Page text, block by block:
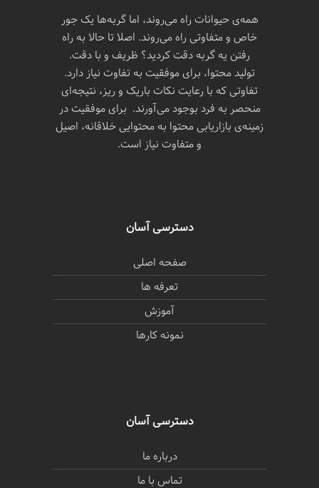
همه‌ی حیوانات راه می‌روند، اما گربه‌ها یک جور
خاص و متفاوتی راه می‌روند. اصلا تا حالا به راه
رفتن یه گربه دقت کردید؟ ظریف و با دقت.
تولید محتوا، برای موفقیت به تفاوت نیاز دارد.
تفاوتی که با رعایت نکات باریک و ریز، نتیجه‌ای
منحصر به فرد بوجود می‌آورند. برای موفقیت در
زمینه‌ی بازاریابی محتوا به محتوایی خلاقانه، اصیل
و متفاوت نیاز است.
دسترسی آسان
صفحه اصلی
تعرفه ها
آموزش
نمونه کارها
دسترسی آسان
درباره ما
تماس با ما